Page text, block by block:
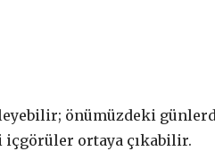
önümüzdeki
ortaya çıkabilir.